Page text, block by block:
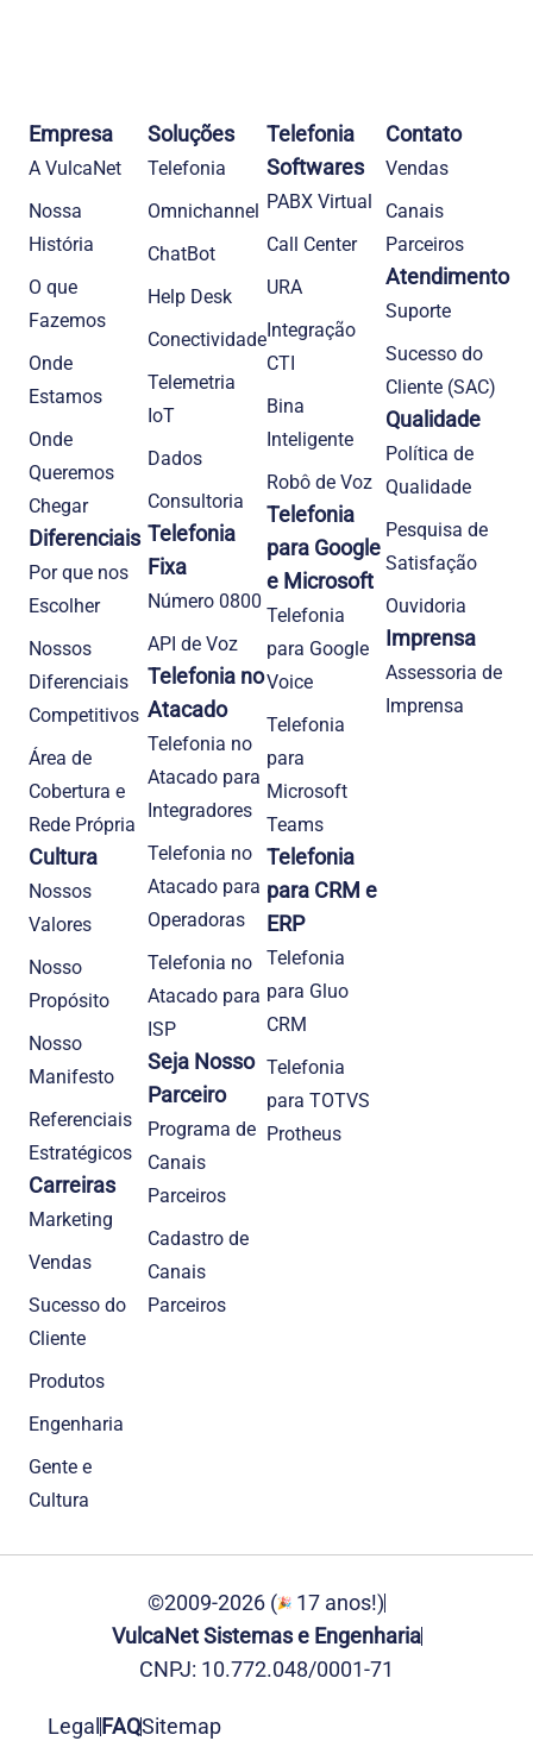
Empresa
A VulcaNet
Nossa
História
O que
Fazemos
Onde
Estamos
Onde
Queremos
Chegar
Diferenciais
Por que nos
Escolher
Nossos
Diferenciais
Competitivos
Área de
Cobertura e
Rede Própria
Cultura
Nossos
Valores
Nosso
Propósito
Nosso
Manifesto
Referenciais
Estratégicos
Carreiras
Marketing
Vendas
Sucesso do
Cliente
Produtos
Engenharia
Gente e
Cultura
Soluções
Telefonia​
Omnichannel
ChatBot
Help Desk
Conectividade
Telemetria
IoT
Dados
Consultoria
Telefonia
Fixa
Número 0800
API de Voz
Telefonia no
Atacado
Telefonia no
Atacado para
Integradores
Telefonia no
Atacado para
Operadoras
Telefonia no
Atacado para
ISP
Seja Nosso
Parceiro
Programa de
Canais
Parceiros
Cadastro de
Canais
Parceiros
Telefonia
Softwares
PABX Virtual
Call Center
URA
Integração
CTI
Bina
Inteligente
Robô de Voz
Telefonia
para Google
e Microsoft
Telefonia
para Google
Voice
Telefonia
para
Microsoft
Teams
Telefonia
para CRM e
ERP
Telefonia
para Gluo
CRM
Telefonia
para TOTVS
Protheus
Contato
Vendas
Canais
Parceiros
Atendimento
Suporte
Sucesso do
Cliente (SAC)
Qualidade
Política de
Qualidade
Pesquisa de
Satisfação
Ouvidoria
Imprensa
Assessoria de
Imprensa
©2009-2026 (
17 anos!)
VulcaNet Sistemas e Engenharia
CNPJ: 10.772.048/0001-71
Legal FAQSitemap